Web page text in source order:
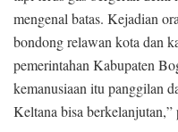
mengenal batas. Kejadian
bondong relawan kota dan
pemerintahan Kabupaten
kemanusiaan itu panggilan
Keltana bisa